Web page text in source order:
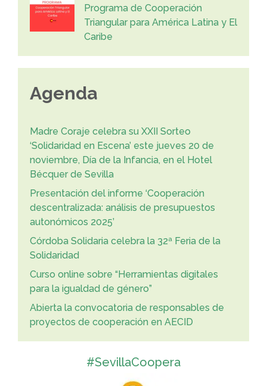
Programa de Cooperación
Triangular para América Latina y El
Caribe
Agenda
Madre Coraje celebra su XXII Sorteo
‘Solidaridad en Escena’ este jueves 20 de
noviembre, Día de la Infancia, en el Hotel
Bécquer de Sevilla
Presentación del informe ‘Cooperación
descentralizada: análisis de presupuestos
autonómicos 2025’
Córdoba Solidaria celebra la 32ª Feria de la
Solidaridad
Curso online sobre “Herramientas digitales
para la igualdad de género”
Abierta la convocatoria de responsables de
proyectos de cooperación en AECID
#SevillaCoopera